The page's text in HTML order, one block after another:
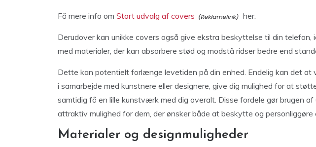
Få mere info om Stort udvalg af covers her.
Derudover kan unikke covers også give ekstra beskyttelse til din
med materialer, der kan absorbere stød og modstå ridser bedre end
Dette kan potentielt forlænge levetiden på din enhed. Endelig kan det at
i samarbejde med kunstnere eller designere, give dig mulighed for at
samtidig få en lille kunstværk med dig overalt. Disse fordele gør brugen af
attraktiv mulighed for dem, der ønsker både at beskytte og personliggøre
Materialer og designmuligheder